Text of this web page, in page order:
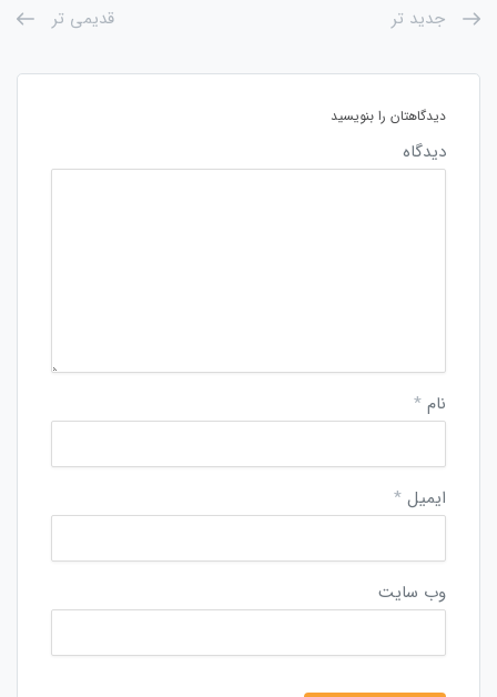
جدید تر قدیمی تر
دیدگاهتان را بنویسید
دیدگاه
نام *
ایمیل *
وب‌ سایت